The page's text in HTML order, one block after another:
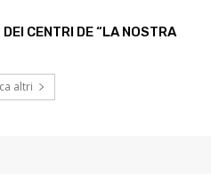
CENTRI DE “LA NOSTRA
altri